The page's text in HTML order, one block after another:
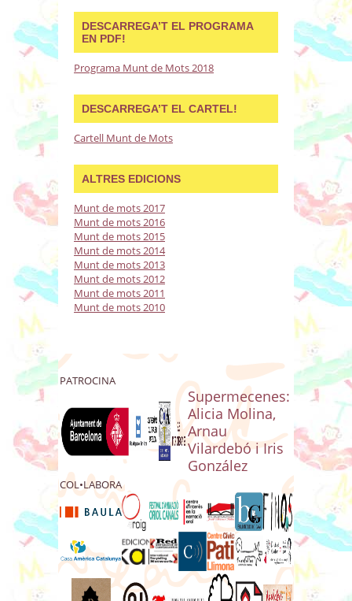
DESCARREGA’T EL PROGRAMA
EN PDF!
Programa Munt de Mots 2018
DESCARREGA’T EL CARTEL!
Cartell Munt de Mots
ALTRES EDICIONS
Munt de mots 2017
Munt de mots 2016
Munt de mots 2015
Munt de mots 2014
Munt de mots 2013
Munt de mots 2012
Munt de mots 2011
Munt de mots 2010
PATROCINA
Supermecenes:
Alicia Molina,
Arnau
Vilardebó i Iris
González
COL•LABORA